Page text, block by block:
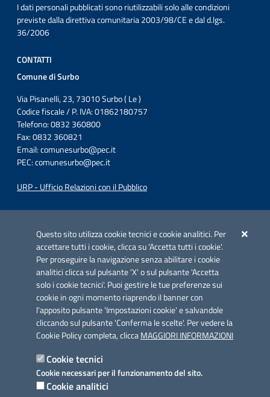
Questo sito utilizza cookie tecnici e cookie analitici. Per
accettare tutti i cookie, clicca su 'Accetta tutti i cookie'.
Per proseguire la navigazione senza abilitare i cookie
analitici clicca sul pulsante 'X' o sul pulsante 'Accetta
solo i cookie tecnici'. Puoi gestire le tue preferenze sui
cookie in ogni momento riaprendo il banner con
l'apposito pulsante 'Impostazioni cookie' e salvandole
cliccando sul pulsante 'Conferma le scelte'. Per vedere la
Cookie Policy completa, cliccaMAGGIORI INFORMAZIONI
Cookie tecnici
Cookie necessari per il funzionamento del sito.
Cookie analitici
I dati personali pubblicati sono riutilizzabili solo alle condizioni
previste dalla direttiva comunitaria 2003/98/CE e dal d.lgs.
36/2006
CONTATTI
Comune di Surbo
Via Pisanelli, 23, 73010 Surbo ( Le )
Codice fiscale / P. IVA: 01862180757
Telefono: 0832 360800
Fax: 0832 360821
Email:comunesurbo@pec.it
PEC:comunesurbo@pec.it
URP - Ufficio Relazioni con il Pubblico
Azione 2.3.
Link utili
Informativa privacy
Dichiarazione di accessibilità